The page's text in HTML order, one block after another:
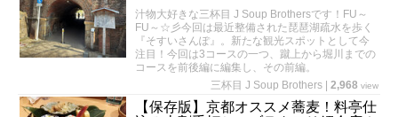
汁物大好きな三杯目 J Soup Brothersです！FU～
FU～☆彡今回は最近整備された琵琶湖疏水を歩く
『そすいさんぽ』。新たな観光スポットとして今
注目！今回は3コースの一つ、蹴上から堀川までの
コースを前後編に編集し、その前編。
三杯目 J Soup Brothers
2,968 view
【保存版】京都オススメ蕎麦！料亭仕